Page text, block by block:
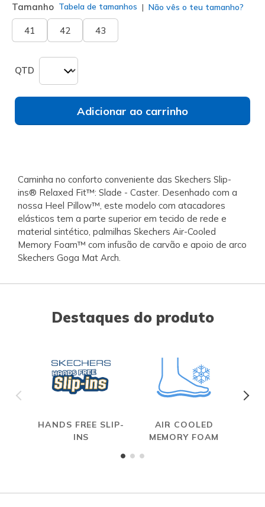
Tamanho Tabela de tamanhos Não vês o teu tamanho?
41 42 43
QTD
Adicionar ao carrinho
Caminha no conforto conveniente das Skechers Slip-
ins® Relaxed Fit™: Slade - Caster. Desenhado com a
nossa Heel Pillow™, este modelo com atacadores
elásticos tem a parte superior em tecido de rede e
material sintético, palmilhas Skechers Air-Cooled
Memory Foam™ com infusão de carvão e apoio de arco
Skechers Goga Mat Arch.
Destaques do produto
HANDS FREE SLIP-
INS
AIR COOLED
MEMORY FOAM